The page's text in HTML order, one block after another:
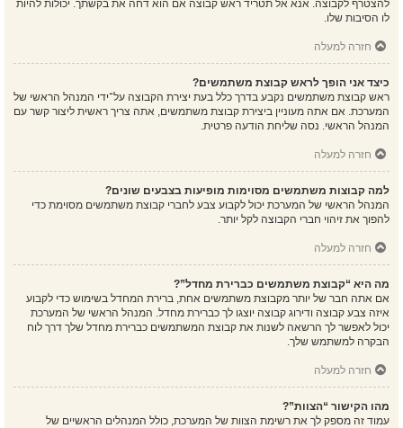
להצטרף לקבוצה. אנא אל תטריד ראש קבוצה אם הוא דחה את בקשתך. יכולות להיות
לו הסיבות שלו.
חזרה למעלה
כיצד אני הופך לראש קבוצת משתמשים?
ראש קבוצת משתמשים נקבע בדרך כלל בעת יצירת הקבוצה על־ידי המנהל הראשי של
המערכת. אם אתה מעוניין ביצירת קבוצת משתמשים, אתה צריך ראשית ליצור קשר עם
המנהל הראשי. נסה שליחת הודעה פרטית.
חזרה למעלה
למה קבוצות משתמשים מסוימות מופיעות בצבעים שונים?
המנהל הראשי של המערכת יכול לקבוע צבע לחברי קבוצת משתמשים מסוימת כדי
להפוך את זיהוי חברי הקבוצה לקל יותר.
חזרה למעלה
מה היא “קבוצת משתמשים כברירת מחדל”?
אם אתה חבר של יותר מקבוצת משתמשים אחת, ברירת המחדל בשימוש כדי לקבוע
איזה צבע קבוצה ודירוג קבוצה יוצגו לך כברירת מחדל. המנהל הראשי של המערכת
יכול לאפשר לך הרשאה לשנות את קבוצת המשתמשים כברירת מחדל שלך דרך לוח
הבקרה למשתמש שלך.
חזרה למעלה
מהו הקישור “הצוות”?
עמוד זה מספק לך את רשימת הצוות של המערכת, כולל המנהלים הראשיים של